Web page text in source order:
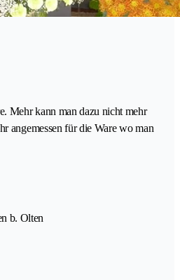
Mehr kann man dazu nicht mehr
angemessen für die Ware wo man
b. Olten